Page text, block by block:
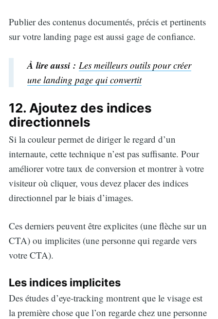
Publier des contenus documentés, précis et pertinents
sur votre landing page est aussi gage de confiance.
À lire aussi : Les meilleurs outils pour créer
une landing page qui convertit
12. Ajoutez des indices
directionnels
Si la couleur permet de diriger le regard d’un
internaute, cette technique n’est pas suffisante. Pour
améliorer votre taux de conversion et montrer à votre
visiteur où cliquer, vous devez placer des indices
directionnel par le biais d’images.
Ces derniers peuvent être explicites (une flèche sur un
CTA) ou implicites (une personne qui regarde vers
votre CTA).
Les indices implicites
Des études d’eye-tracking montrent que le visage est
la première chose que l’on regarde chez une personne